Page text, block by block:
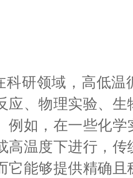
领域，高低温
应、物理实验、
例如，在一些化
高温度下进行，
它能够提供精确